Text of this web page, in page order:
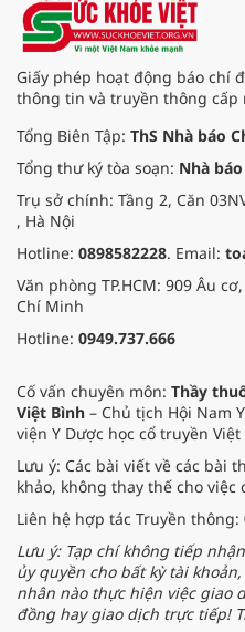
Giấy phép hoạt động báo chí
thông tin và truyền thông cấp
Tổng Biên Tập: ThS Nhà báo
Tổng thư ký tòa soạn: Nhà
Trụ sở chính: Tầng 2, Căn
, Hà Nội
Hotline: 0898582228. Email:
Văn phòng TP.HCM: 909 Âu
Chí Minh
Hotline: 0949.737.666
Cố vấn chuyên môn: Thầy
Việt Bình – Chủ tịch Hội Nam
viện Y Dược học cổ truyền Việt
Lưu ý: Các bài viết về các bài
khảo, không thay thế cho
Liên hệ hợp tác Truyền thông:
Lưu ý: Tạp chí không tiếp
ủy quyền cho bất kỳ tài
nhân nào thực hiện việc giao
đồng hay giao dịch trực tiếp!